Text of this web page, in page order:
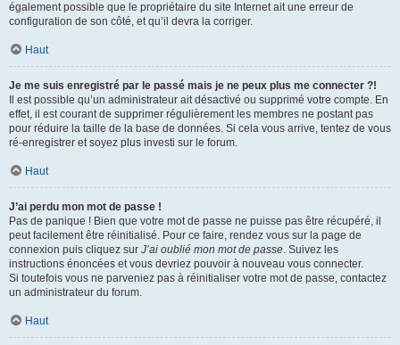
également possible que le propriétaire du site Internet ait une erreur de
configuration de son côté, et qu’il devra la corriger.
Haut
Je me suis enregistré par le passé mais je ne peux plus me connecter ?!
Il est possible qu’un administrateur ait désactivé ou supprimé votre compte. En
effet, il est courant de supprimer régulièrement les membres ne postant pas
pour réduire la taille de la base de données. Si cela vous arrive, tentez de vous
ré-enregistrer et soyez plus investi sur le forum.
Haut
J’ai perdu mon mot de passe !
Pas de panique ! Bien que votre mot de passe ne puisse pas être récupéré, il
peut facilement être réinitialisé. Pour ce faire, rendez vous sur la page de
connexion puis cliquez sur J’ai oublié mon mot de passe. Suivez les
instructions énoncées et vous devriez pouvoir à nouveau vous connecter.
Si toutefois vous ne parveniez pas à réinitialiser votre mot de passe, contactez
un administrateur du forum.
Haut